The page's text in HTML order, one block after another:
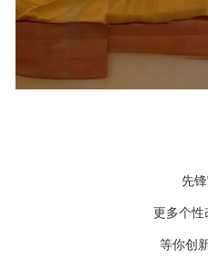
先
更多个性
等你创